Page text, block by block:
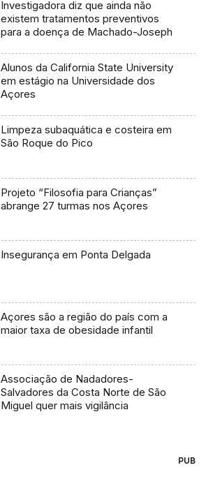
Investigadora diz que ainda não
existem tratamentos preventivos
para a doença de Machado-Joseph
Alunos da California State University
em estágio na Universidade dos
Açores
Limpeza subaquática e costeira em
São Roque do Pico
Projeto “Filosofia para Crianças”
abrange 27 turmas nos Açores
Insegurança em Ponta Delgada
Açores são a região do país com a
maior taxa de obesidade infantil
Associação de Nadadores-
Salvadores da Costa Norte de São
Miguel quer mais vigilância
PUB